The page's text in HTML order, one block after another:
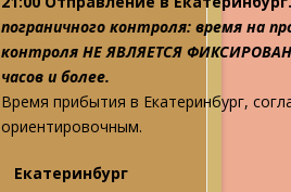
пограничного контроля: время на
контроля НЕ ЯВЛЯЕТСЯ
часов и более.
Время прибытия в Екатеринбург,
ориентировочным.
Екатеринбург